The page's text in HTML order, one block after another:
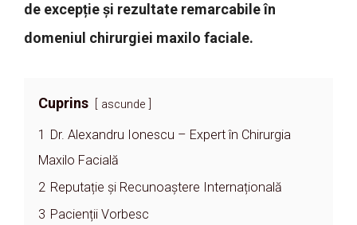
de excepție și rezultate remarcabile în
domeniul chirurgiei maxilo faciale.
Cuprins ascunde
1
Dr. Alexandru Ionescu – Expert în Chirurgia
Maxilo Facială
2 Reputație și Recunoaștere Internațională
3 Pacienții Vorbesc